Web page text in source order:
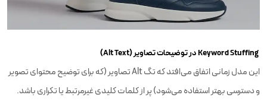
این مدل زمانی اتفاق می‌افتد که تگ Alt تصاویر (که برای توضیح محتوای تصویر
و دسترسی بهتر استفاده می‌شود) پر از کلمات کلیدی غیرمرتبط یا تکراری باشد.